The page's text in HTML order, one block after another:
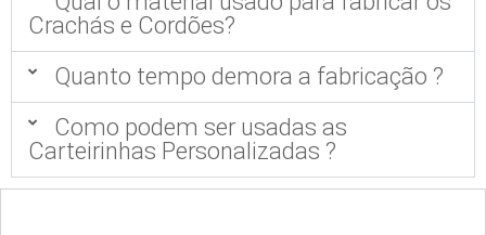
Crachás e Cordões?
Quanto tempo demora a fabricação ?
Como podem ser usadas as
Carteirinhas Personalizadas ?